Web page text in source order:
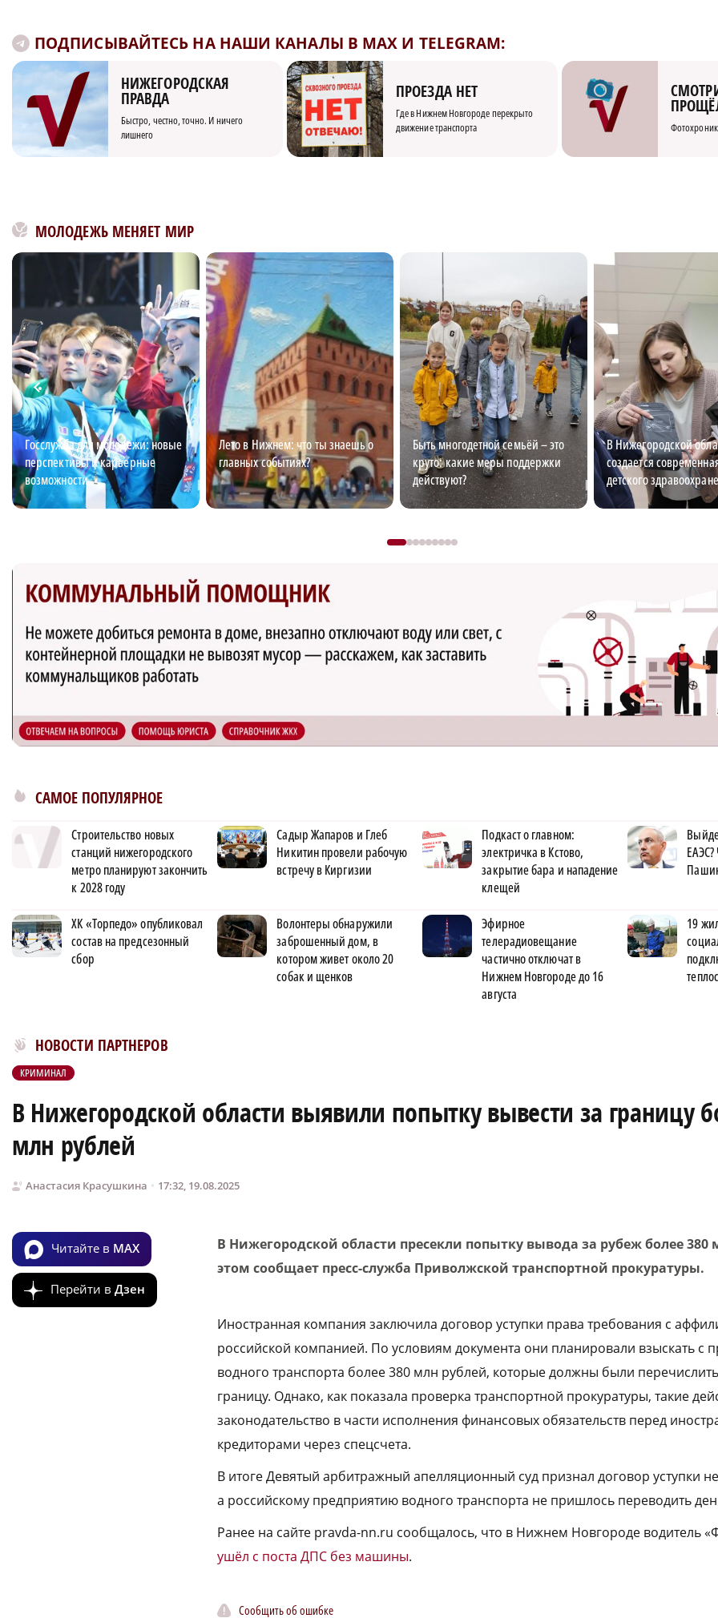
ПОДПИСЫВАЙТЕСЬ НА НАШИ КАНАЛЫ В MAX И TELEGRAM:
НИЖЕГОРОДСКАЯ
ПРАВДА
Быстро, честно, точно. И ничего
лишнего
ПРОЕЗДА НЕТ
Где в Нижнем Новгороде перекрыто
движение транспорта
МОЛОДЕЖЬ МЕНЯЕТ МИР
Госслужба для молодежи: новые
перспективы и карьерные
возможности
Лето в Нижнем: что ты знаешь о
главных событиях?
Быть многодетной семьёй – это
круто: какие меры поддержки
действуют?
В Нижегородской
создается
детского
САМОЕ ПОПУЛЯРНОЕ
Строительство новых
станций нижегородского
метро планируют закончить
к 2028 году
Садыр Жапаров и Глеб
Никитин провели рабочую
встречу в Киргизии
Подкаст о главном:
электричка в Кстово,
закрытие бара и нападение
клещей
ХК «Торпедо» опубликовал
состав на предсезонный
сбор
Волонтеры обнаружили
заброшенный дом, в
котором живет около 20
собак и щенков
Эфирное
телерадиовещание
частично отключат в
Нижнем Новгороде до 16
августа
19
НОВОСТИ ПАРТНЕРОВ
Новости МирТесен
КРИМИНАЛ
В Нижегородской области выявили попытку вывести за границу
млн рублей
Анастасия Красушкина 17:32, 19.08.2025
Читайте в MAX
Перейти в Дзен
В Нижегородской области пресекли попытку вывода за рубеж более 380
этом сообщает пресс-служба Приволжской транспортной прокуратуры.
Иностранная компания заключила договор уступки права требования с
российской компанией. По условиям документа они планировали взыскать с
водного транспорта более 380 млн рублей, которые должны были
границу. Однако, как показала проверка транспортной прокуратуры, такие
законодательство в части исполнения финансовых обязательств перед
кредиторами через спецсчета.
В итоге Девятый арбитражный апелляционный суд признал договор уступки
а российскому предприятию водного транспорта не пришлось переводить
Ранее на сайте pravda-nn.ru сообщалось, что в Нижнем Новгороде водитель
ушёл с поста ДПС без машины.
Сообщить об ошибке